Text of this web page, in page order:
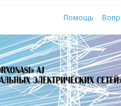
Помощь